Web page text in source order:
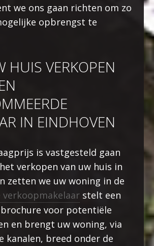
we ons gaan richten om zo
opbrengst te
HUIS VERKOPEN
IN EINDHOVEN
is vastgesteld gaan
verkopen van uw huis in
zetten we uw woning in de
verkoopmakelaar stelt een
voor potentiële
en brengt uw woning, via
kanalen, breed onder de